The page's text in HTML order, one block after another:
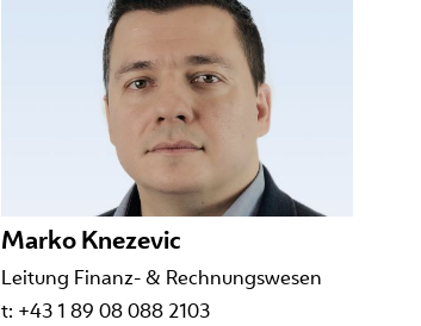
Marko Knezevic
Leitung Finanz- & Rechnungswesen
t: +43 1 89 08 088 2103